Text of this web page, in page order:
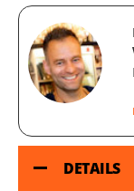
DETAILS